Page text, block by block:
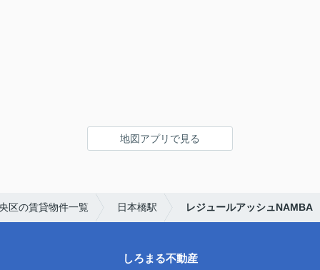
地図アプリで見る
区の賃貸物件一覧 日本橋駅 レジュールアッシュNAMBA
しろまる不動産